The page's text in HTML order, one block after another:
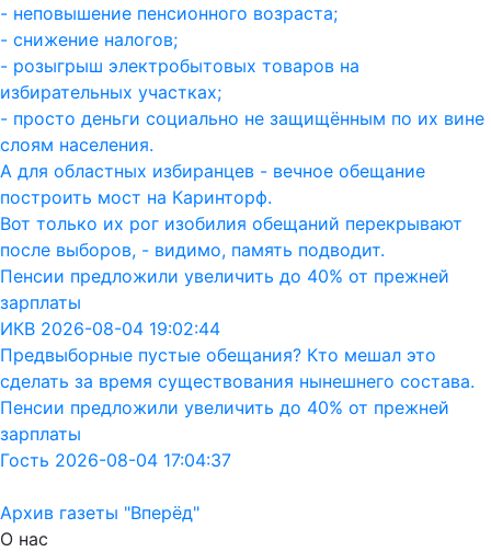
- неповышение пенсионного возраста;
- снижение налогов;
- розыгрыш электробытовых товаров на
избирательных участках;
- просто деньги социально не защищённым по их вине
слоям населения.
А для областных избиранцев - вечное обещание
построить мост на Каринторф.
Вот только их рог изобилия обещаний перекрывают
после выборов, - видимо, память подводит.
Пенсии предложили увеличить до 40% от прежней
зарплаты
ИКВ 2026-08-04 19:02:44
Предвыборные пустые обещания? Кто мешал это
сделать за время существования нынешнего состава.
Пенсии предложили увеличить до 40% от прежней
зарплаты
Гость 2026-08-04 17:04:37
Архив газеты "Вперёд"
О нас